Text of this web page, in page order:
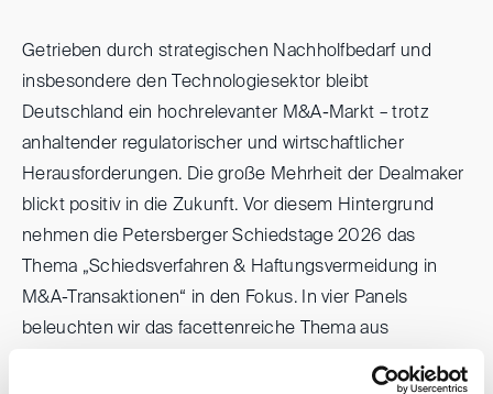
Getrieben durch strategischen Nachholfbedarf und
insbesondere den Technologiesektor bleibt
Deutschland ein hochrelevanter M&A-Markt – trotz
anhaltender regulatorischer und wirtschaftlicher
Herausforderungen. Die große Mehrheit der Dealmaker
blickt positiv in die Zukunft. Vor diesem Hintergrund
nehmen die Petersberger Schiedstage 2026 das
Thema „Schiedsverfahren & Haftungsvermeidung in
M&A-Transaktionen“ in den Fokus. In vier Panels
beleuchten wir das facettenreiche Thema aus